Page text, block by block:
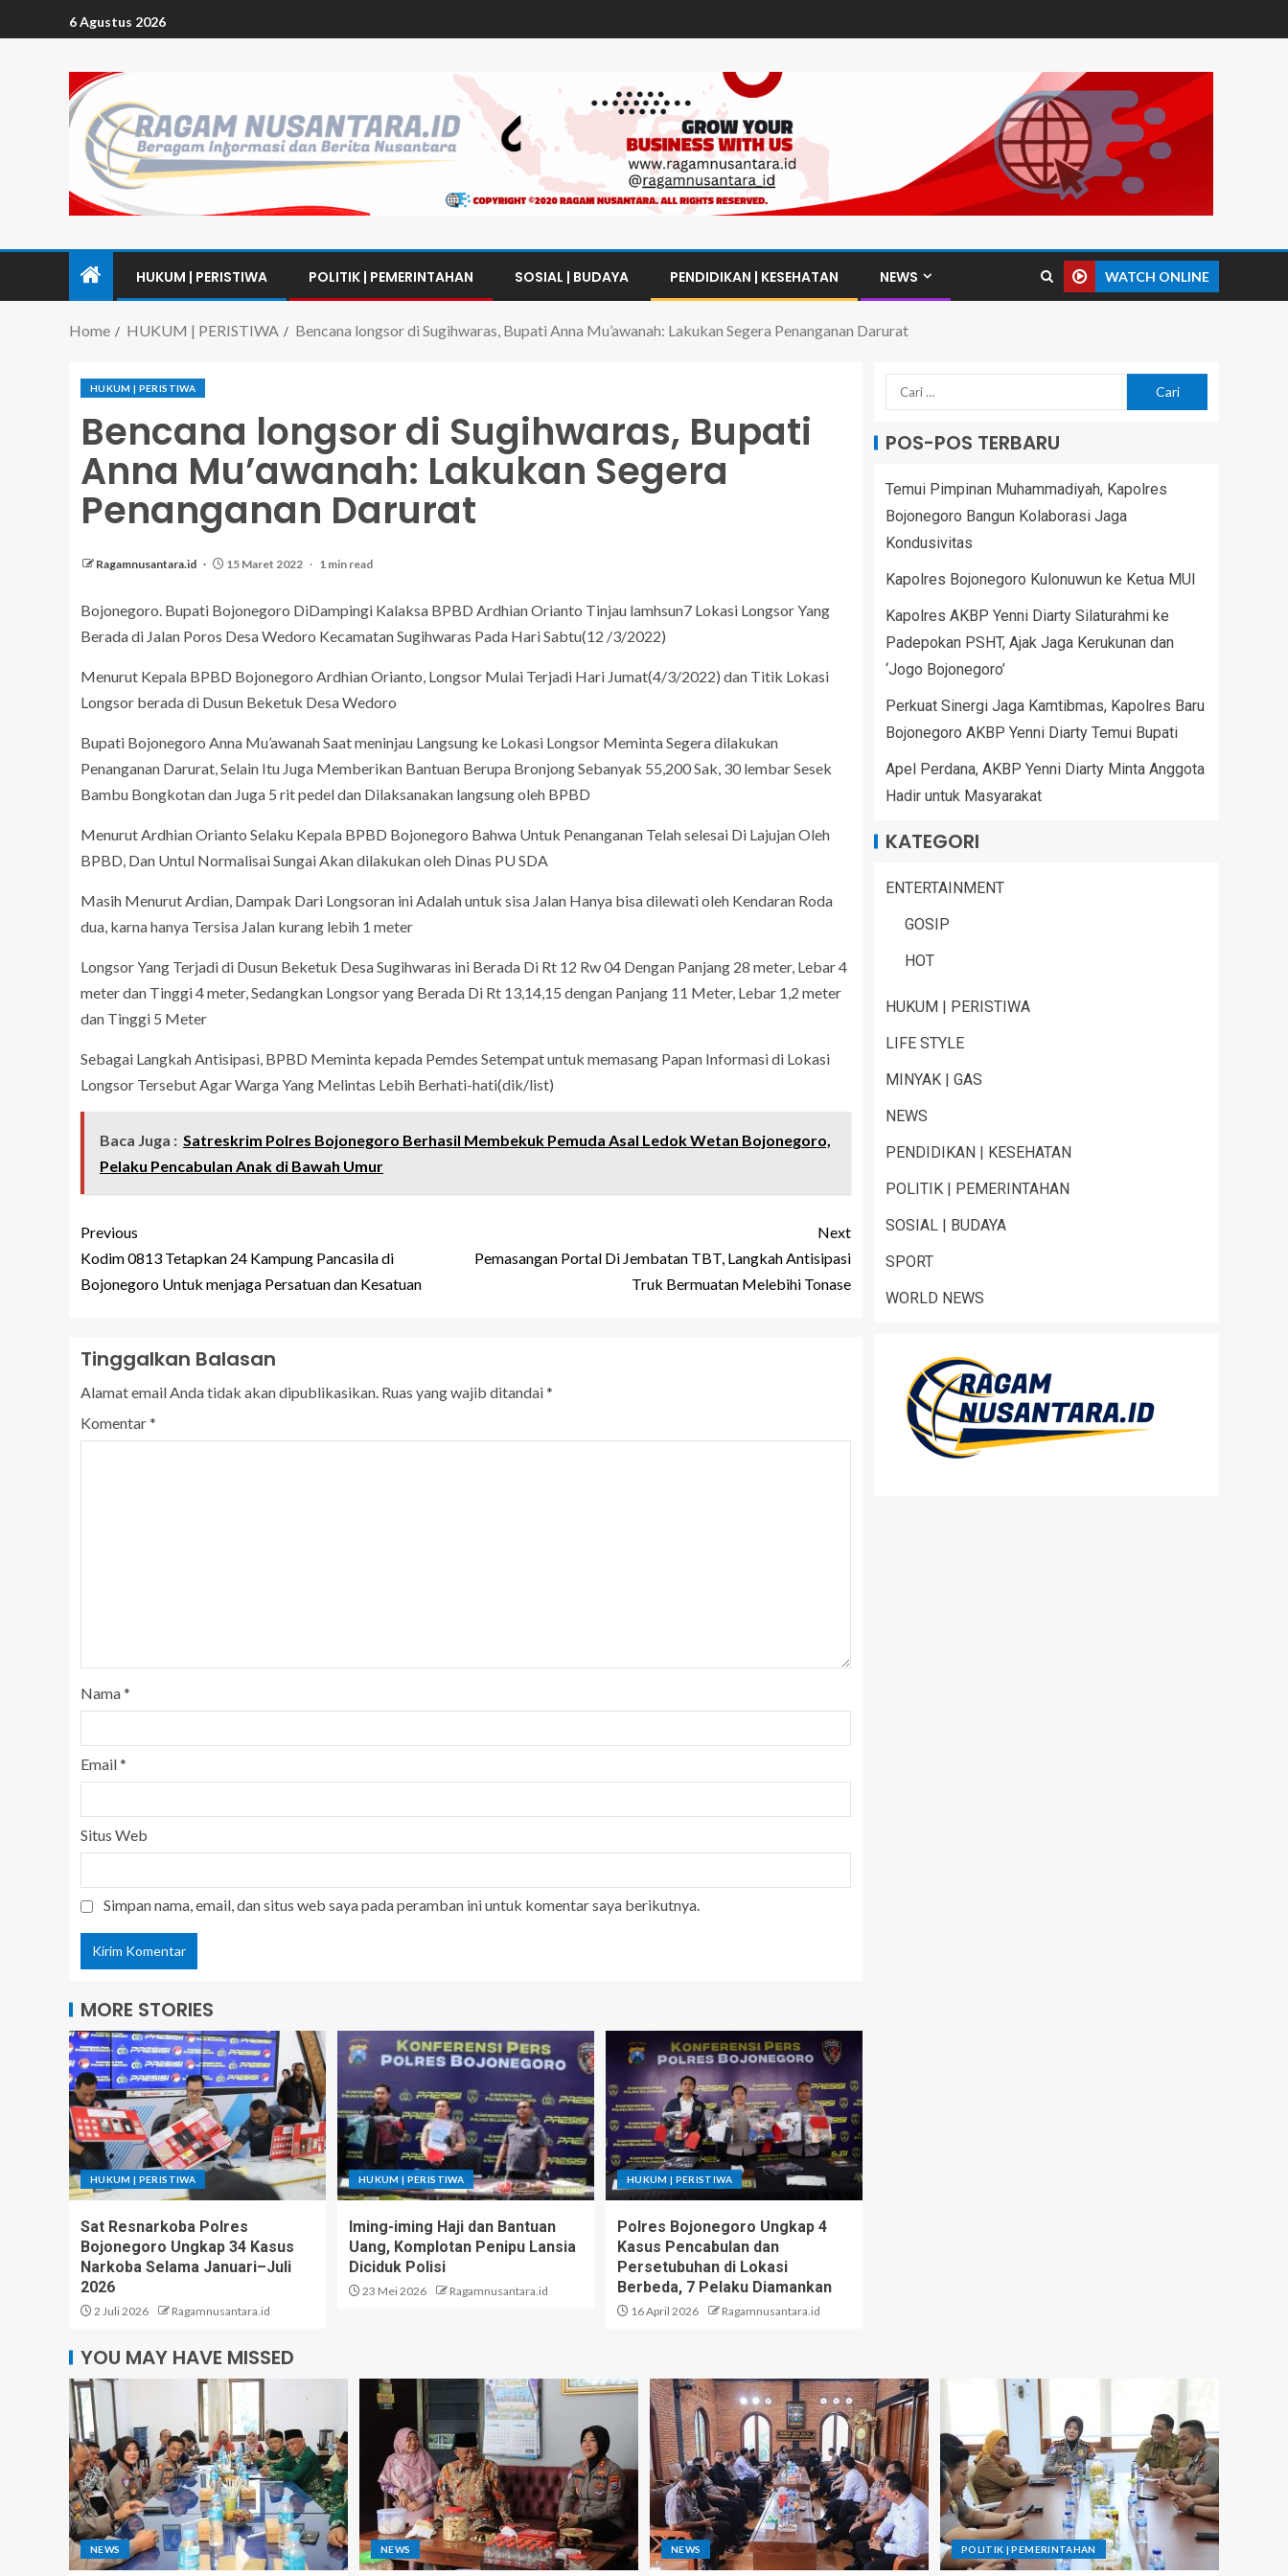
6 Agustus 2026
HUKUM | PERISTIWA POLITIK | PEMERINTAHAN SOSIAL | BUDAYA PENDIDIKAN | KESEHATAN NEWS WATCH ONLINE
Home HUKUM | PERISTIWA Bencana longsor di Sugihwaras, Bupati Anna Mu’awanah: Lakukan Segera Penanganan Darurat
HUKUM | PERISTIWA
Bencana longsor di Sugihwaras, Bupati
Anna Mu’awanah: Lakukan Segera
Penanganan Darurat
Ragamnusantara.id 15 Maret 2022 1 min read
Bojonegoro. Bupati Bojonegoro DiDampingi Kalaksa BPBD Ardhian Orianto Tinjau lamhsun7 Lokasi Longsor Yang
Berada di Jalan Poros Desa Wedoro Kecamatan Sugihwaras Pada Hari Sabtu(12 /3/2022)
Menurut Kepala BPBD Bojonegoro Ardhian Orianto, Longsor Mulai Terjadi Hari Jumat(4/3/2022) dan Titik Lokasi
Longsor berada di Dusun Beketuk Desa Wedoro
Bupati Bojonegoro Anna Mu’awanah Saat meninjau Langsung ke Lokasi Longsor Meminta Segera dilakukan
Penanganan Darurat, Selain Itu Juga Memberikan Bantuan Berupa Bronjong Sebanyak 55,200 Sak, 30 lembar Sesek
Bambu Bongkotan dan Juga 5 rit pedel dan Dilaksanakan langsung oleh BPBD
Menurut Ardhian Orianto Selaku Kepala BPBD Bojonegoro Bahwa Untuk Penanganan Telah selesai Di Lajujan Oleh
BPBD, Dan Untul Normalisai Sungai Akan dilakukan oleh Dinas PU SDA
Masih Menurut Ardian, Dampak Dari Longsoran ini Adalah untuk sisa Jalan Hanya bisa dilewati oleh Kendaran Roda
dua, karna hanya Tersisa Jalan kurang lebih 1 meter
Longsor Yang Terjadi di Dusun Beketuk Desa Sugihwaras ini Berada Di Rt 12 Rw 04 Dengan Panjang 28 meter, Lebar 4
meter dan Tinggi 4 meter, Sedangkan Longsor yang Berada Di Rt 13,14,15 dengan Panjang 11 Meter, Lebar 1,2 meter
dan Tinggi 5 Meter
Sebagai Langkah Antisipasi, BPBD Meminta kepada Pemdes Setempat untuk memasang Papan Informasi di Lokasi
Longsor Tersebut Agar Warga Yang Melintas Lebih Berhati-hati(dik/list)
Baca Juga : Satreskrim Polres Bojonegoro Berhasil Membekuk Pemuda Asal Ledok Wetan Bojonegoro,
Pelaku Pencabulan Anak di Bawah Umur
Previous
Kodim 0813 Tetapkan 24 Kampung Pancasila di
Bojonegoro Untuk menjaga Persatuan dan Kesatuan
Next
Pemasangan Portal Di Jembatan TBT, Langkah Antisipasi
Truk Bermuatan Melebihi Tonase
Tinggalkan Balasan
Alamat email Anda tidak akan dipublikasikan. Ruas yang wajib ditandai*
Komentar*
Nama*
Email*
Situs Web
Simpan nama, email, dan situs web saya pada peramban ini untuk komentar saya berikutnya.
MORE STORIES
HUKUM | PERISTIWA
Sat Resnarkoba Polres
Bojonegoro Ungkap 34 Kasus
Narkoba Selama Januari–Juli
2026
2 Juli 2026 Ragamnusantara.id
HUKUM | PERISTIWA
Iming-iming Haji dan Bantuan
Uang, Komplotan Penipu Lansia
Diciduk Polisi
23 Mei 2026 Ragamnusantara.id
HUKUM | PERISTIWA
Polres Bojonegoro Ungkap 4
Kasus Pencabulan dan
Persetubuhan di Lokasi
Berbeda, 7 Pelaku Diamankan
16 April 2026 Ragamnusantara.id
POS-POS TERBARU
Temui Pimpinan Muhammadiyah, Kapolres
Bojonegoro Bangun Kolaborasi Jaga
Kondusivitas
Kapolres Bojonegoro Kulonuwun ke Ketua MUI
Kapolres AKBP Yenni Diarty Silaturahmi ke
Padepokan PSHT, Ajak Jaga Kerukunan dan
‘Jogo Bojonegoro’
Perkuat Sinergi Jaga Kamtibmas, Kapolres Baru
Bojonegoro AKBP Yenni Diarty Temui Bupati
Apel Perdana, AKBP Yenni Diarty Minta Anggota
Hadir untuk Masyarakat
KATEGORI
ENTERTAINMENT
GOSIP
HOT
HUKUM | PERISTIWA
LIFE STYLE
MINYAK | GAS
NEWS
PENDIDIKAN | KESEHATAN
POLITIK | PEMERINTAHAN
SOSIAL | BUDAYA
SPORT
WORLD NEWS
YOU MAY HAVE MISSED
NEWS NEWS NEWS POLITIK | PEMERINTAHAN